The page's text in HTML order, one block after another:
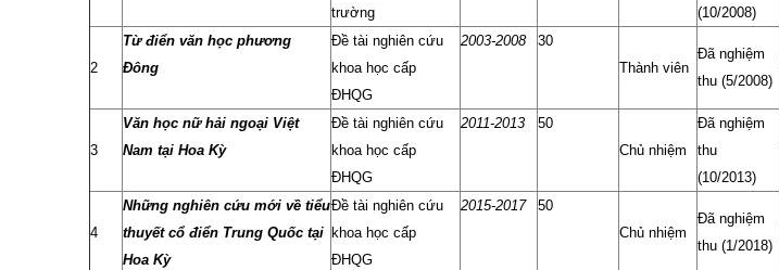
trường
(10/2008)
2
Từ điển văn học phương
Đông
Đề tài nghiên cứu
khoa học cấp
ĐHQG
2003-2008
30
Thành viên
Đã nghiệm
thu (5/2008)
3
Văn học nữ hải ngoại Việt
Nam tại Hoa Kỳ
Đề tài nghiên cứu
khoa học cấp
ĐHQG
2011-2013
50
Chủ nhiệm
Đã nghiệm
thu
(10/2013)
4
Những nghiên cứu mới về tiểu
thuyết cổ điển Trung Quốc tại
Hoa Kỳ
Đề tài nghiên cứu
khoa học cấp
ĐHQG
2015-2017
50
Chủ nhiệm
Đã nghiệm
thu (1/2018)